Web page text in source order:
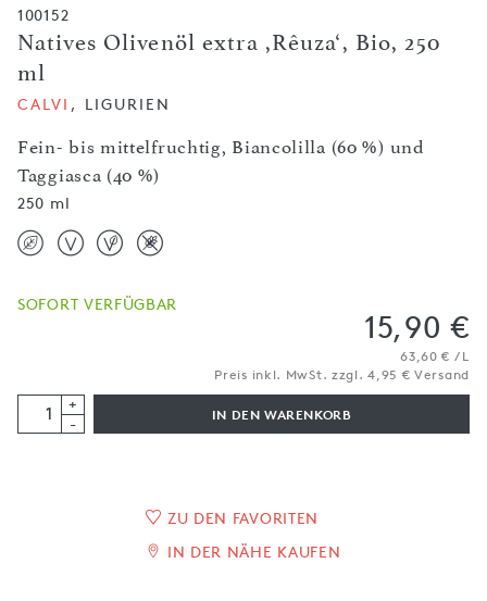
100152
Natives Olivenöl extra ,Rêuza‘, Bio, 250
ml
Fein- bis mittelfruchtig, Biancolilla (60 %) und
Taggiasca (40 %)
CALVI , LIGURIEN
250 ml
SOFORT VERFÜGBAR
15,90 €
63,60 € / L
Preis inkl. MwSt. zzgl. 4,95 € Versand
+
-
IN DEN WARENKORB
ZU DEN FAVORITEN
IN DER NÄHE KAUFEN